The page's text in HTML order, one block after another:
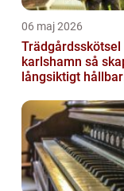
06 maj 2026
Trädgårdsskötsel
karlshamn så skapas en
långsiktigt hållbar